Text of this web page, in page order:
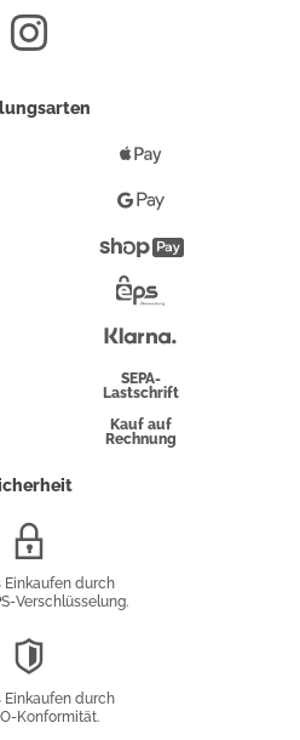
Pay
Google
Pay
Überweisung
SEPA-
Lastschrift
Kauf auf
Rechnung
Einkaufen durch
Verschlüsselung.
Einkaufen durch
Konformität.